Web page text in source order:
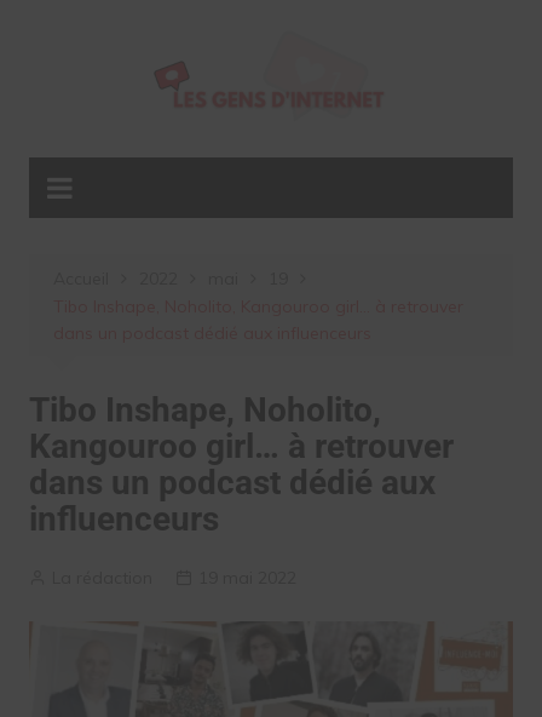
Tibo Inshape, Noholito,
Kangouroo girl… à retrouver
dans un podcast dédié aux
influenceurs